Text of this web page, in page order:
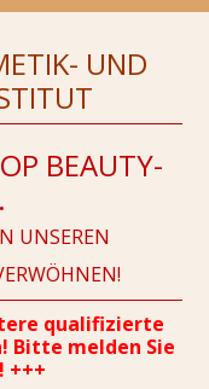
UND
BEAUTY-
UNSEREN
qualifizierte
Bitte melden Sie
+++